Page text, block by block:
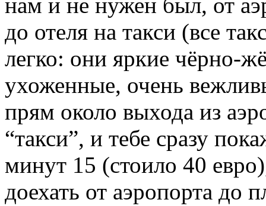
до отеля на такси (все
легко: они яркие чёрно-
ухоженные, очень
прям около выхода из
“такси”, и тебе сразу
минут 15 (стоило 40
доехать от аэропорта до